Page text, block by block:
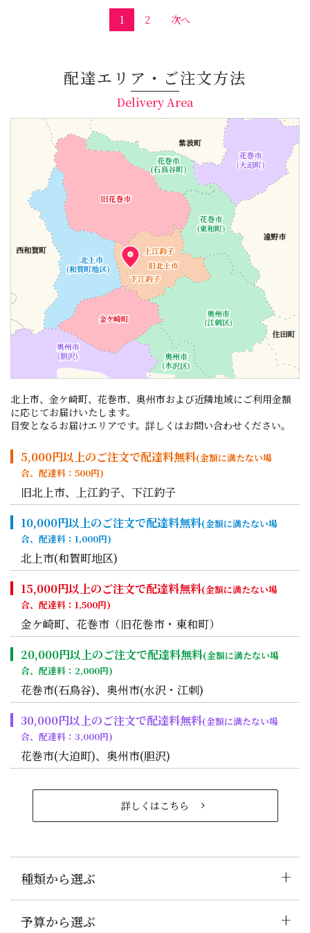
ジ
1 2 次へ
配達エリア・ご注文方法
Delivery Area
北上市、金ケ崎町、花巻市、奥州市および近隣地域にご利用金額
に応じてお届けいたします。
目安となるお届けエリアです。詳しくはお問い合わせください。
5,000円以上のご注文で配達料無料(金額に満たない場
合、配達料：500円)
旧北上市、上江釣子、下江釣子
10,000円以上のご注文で配達料無料(金額に満たない場
合、配達料：1,000円)
北上市(和賀町地区)
15,000円以上のご注文で配達料無料(金額に満たない場
合、配達料：1,500円)
金ケ崎町、花巻市（旧花巻市・東和町）
20,000円以上のご注文で配達料無料(金額に満たない場
合、配達料：2,000円)
花巻市(石鳥谷)、奥州市(水沢・江刺)
30,000円以上のご注文で配達料無料(金額に満たない場
合、配達料：3,000円)
花巻市(大迫町)、奥州市(胆沢)
詳しくはこちら
種類から選ぶ +
予算から選ぶ +